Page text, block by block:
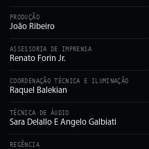
PRODUÇÃO
João Ribeiro
ASSESSORIA DE IMPRENSA
Renato Forin Jr.
COORDENAÇÃO TÉCNICA E ILUMINAÇÃO
Raquel Balekian
TÉCNICA DE ÁUDIO
Sara Delallo E Angelo Galbiati
REGÊNCIA